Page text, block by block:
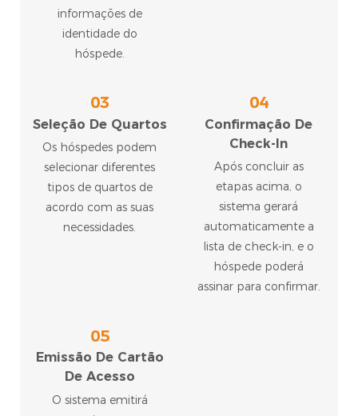
informações de
identidade do
hóspede.
03
Seleção De Quartos
Os hóspedes podem
selecionar diferentes
tipos de quartos de
acordo com as suas
necessidades.
04
Confirmação De
Check-In
Após concluir as
etapas acima, o
sistema gerará
automaticamente a
lista de check-in, e o
hóspede poderá
assinar para confirmar.
05
Emissão De Cartão
De Acesso
O sistema emitirá